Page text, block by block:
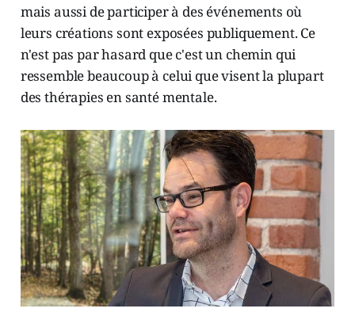
mais aussi de participer à des événements où
leurs créations sont exposées publiquement. Ce
n'est pas par hasard que c'est un chemin qui
ressemble beaucoup à celui que visent la plupart
des thérapies en santé mentale.